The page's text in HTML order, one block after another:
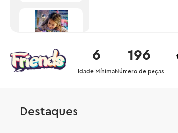
196
Número de peças
6
Idade Mínima
Destaques